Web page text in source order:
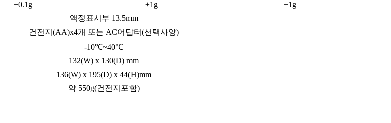
±0.1g ±1g
±1g
액정표시부 13.5mm
건전지(AA)x4개 또는 AC어답터(선택사양)
-10℃~40℃
132(W) x 130(D) mm
136(W) x 195(D) x 44(H)mm
약 550g(건전지포함)